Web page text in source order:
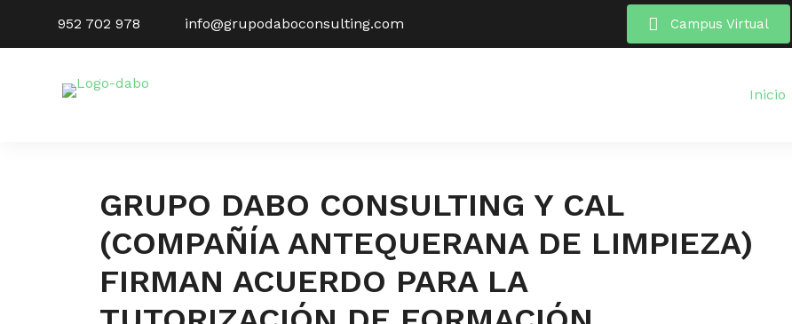
contenido
952 702 978 info@grupodaboconsulting.com Campus Virtual
Inicio
GRUPO DABO CONSULTING Y CAL
(COMPAÑÍA ANTEQUERANA DE LIMPIEZA)
FIRMAN ACUERDO PARA LA